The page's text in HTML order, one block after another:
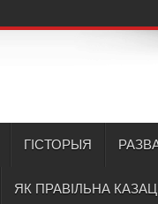
ГІСТОРЫЯ
ЯК ПРАВІЛЬНА